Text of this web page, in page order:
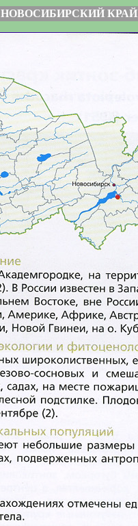
НОВОСИБИРСКИЙ КРАЙ